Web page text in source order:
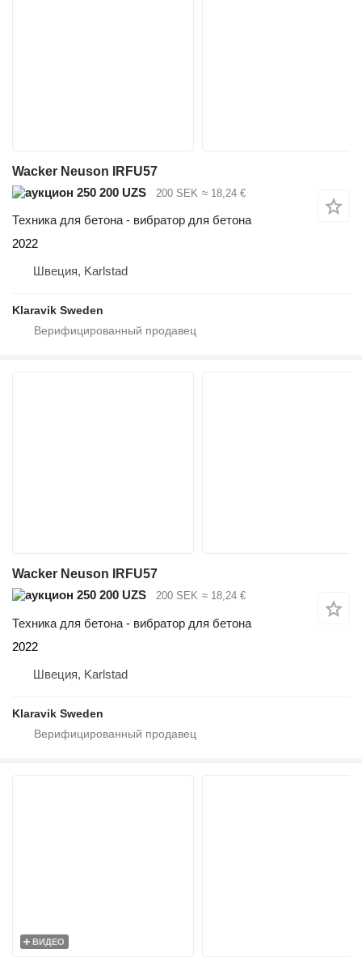
Wacker Neuson IRFU57
250 200 UZS
200 SEK ≈ 18,24 €
Техника для бетона - вибратор для бетона
2022
Швеция, Karlstad
Klaravik Sweden
Wacker Neuson IRFU57
250 200 UZS
200 SEK ≈ 18,24 €
Техника для бетона - вибратор для бетона
2022
Швеция, Karlstad
Klaravik Sweden
ВИДЕО